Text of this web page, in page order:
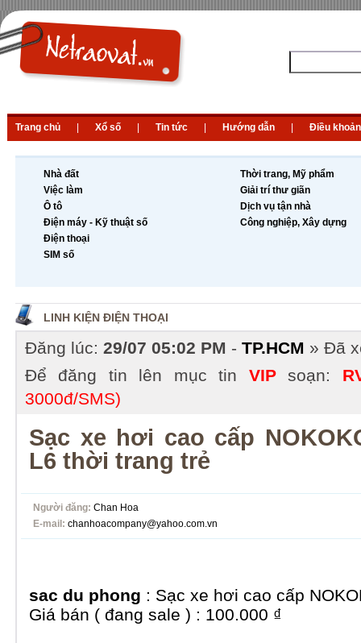
Trang chủ Xổ số Tin tức Hướng dẫn Điều khoản
Nhà đất
Việc làm
Ô tô
Điện máy - Kỹ thuật số
Điện thoại
SIM số
Thời trang, Mỹ phẩm
Giải trí thư giãn
Dịch vụ tận nhà
Công nghiệp, Xây dựng
LINH KIỆN ĐIỆN THOẠI
Đăng lúc: 29/07 05:02 PM - TP.HCM » Đã
Để đăng tin lên mục tin VIP soạn:
3000đ/SMS)
Sạc xe hơi cao cấp
L6 thời trang trẻ
Người đăng: Chan Hoa
E-mail: chanhoacompany@yahoo.com.vn
sac du phong : Sạc xe hơi cao cấp
Giá bán ( đang sale ) : 100.000 ₫